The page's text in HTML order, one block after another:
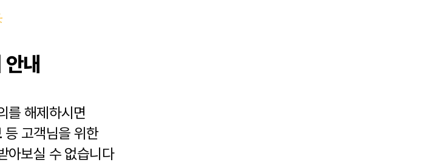
내
를 해제하시면
등 고객님을 위한
아보실 수 없습니다